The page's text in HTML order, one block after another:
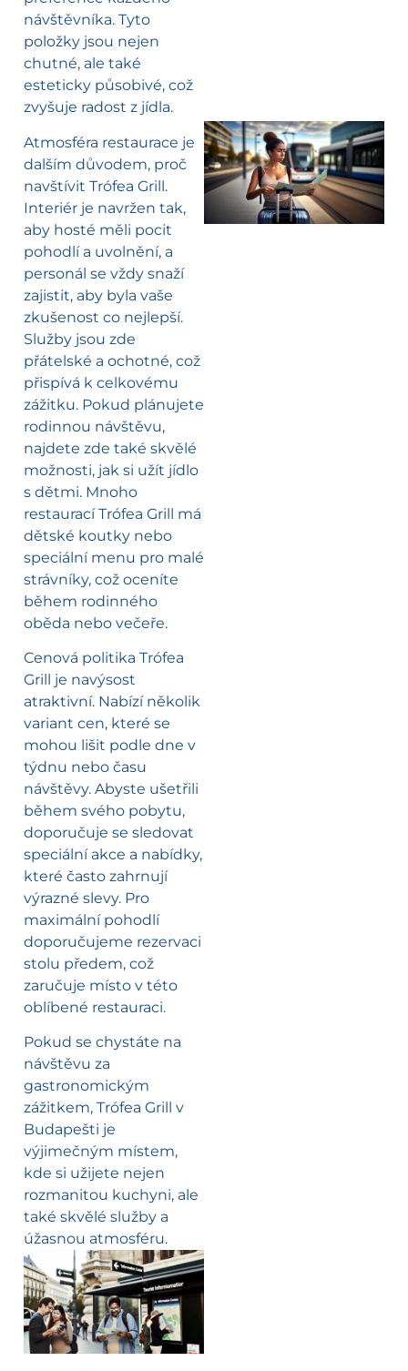
návštěvníka. Tyto
položky jsou nejen
chutné, ale také
esteticky působivé, což
zvyšuje radost z jídla.
Atmosféra restaurace je
dalším důvodem, proč
navštívit Trófea Grill.
Interiér je navržen tak,
aby hosté měli pocit
pohodlí a uvolnění, a
personál se vždy snaží
zajistit, aby byla vaše
zkušenost co nejlepší.
Služby jsou zde
přátelské a ochotné, což
přispívá k celkovému
zážitku. Pokud plánujete
rodinnou návštěvu,
najdete zde také skvělé
možnosti, jak si užít jídlo
s dětmi. Mnoho
restaurací Trófea Grill má
dětské koutky nebo
speciální menu pro malé
strávníky, což oceníte
během rodinného
oběda nebo večeře.
Cenová politika Trófea
Grill je navýsost
atraktivní. Nabízí několik
variant cen, které se
mohou lišit podle dne v
týdnu nebo času
návštěvy. Abyste ušetřili
během svého pobytu,
doporučuje se sledovat
speciální akce a nabídky,
které často zahrnují
výrazné slevy. Pro
maximální pohodlí
doporučujeme rezervaci
stolu předem, což
zaručuje místo v této
oblíbené restauraci.
Pokud se chystáte na
návštěvu za
gastronomickým
zážitkem, Trófea Grill v
Budapešti je
výjimečným místem,
kde si užijete nejen
rozmanitou kuchyni, ale
také skvělé služby a
úžasnou atmosféru.